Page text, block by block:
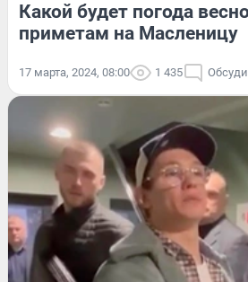
Какой будет погода
приметам на Масленицу
17 марта, 2024, 08:00 1 435